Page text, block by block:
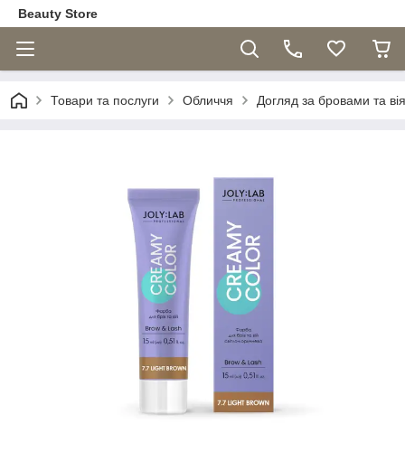
Beauty Store
Товари та послуги Обличчя Догляд за бровами та